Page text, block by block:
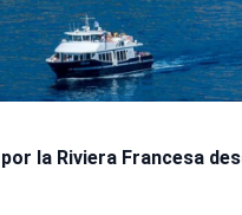
la Riviera Francesa